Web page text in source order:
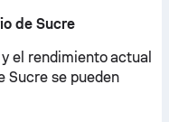
de Sucre
el rendimiento actual
Sucre se pueden